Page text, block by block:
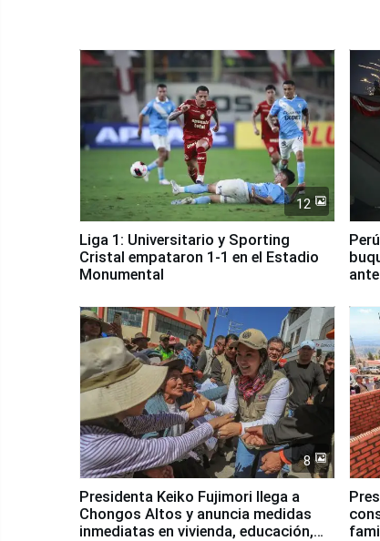
12
Liga 1: Universitario y Sporting
Cristal empataron 1-1 en el Estadio
Monumental
8
Presidenta Keiko Fujimori llega a
Chongos Altos y anuncia medidas
inmediatas en vivienda, educación,